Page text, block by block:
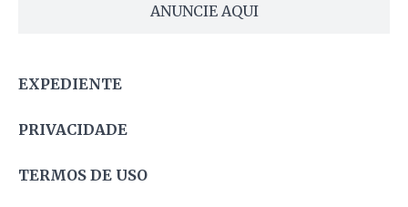
ANUNCIE AQUI
EXPEDIENTE
PRIVACIDADE
TERMOS DE USO